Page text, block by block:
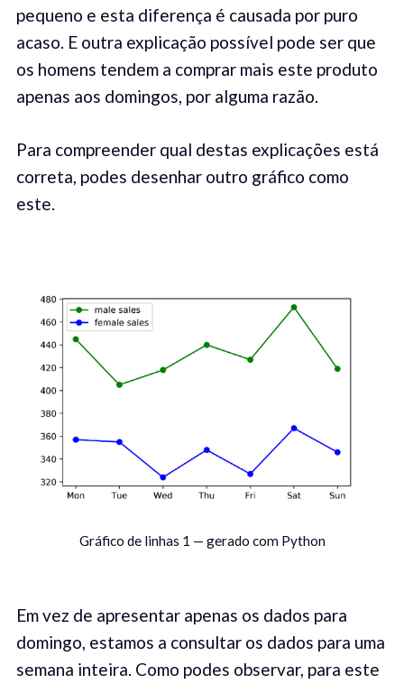
pequeno e esta diferença é causada por puro
acaso. E outra explicação possível pode ser que
os homens tendem a comprar mais este produto
apenas aos domingos, por alguma razão.
Para compreender qual destas explicações está
correta, podes desenhar outro gráfico como
este.
Gráfico de linhas 1 — gerado com Python
Em vez de apresentar apenas os dados para
domingo, estamos a consultar os dados para uma
semana inteira. Como podes observar, para este